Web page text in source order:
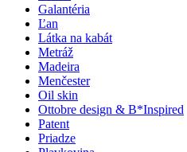
Galantéria
Ľan
Látka na kabát
Metráž
Madeira
Menčester
Oil skin
Ottobre design & B*Inspired
Patent
Priadze